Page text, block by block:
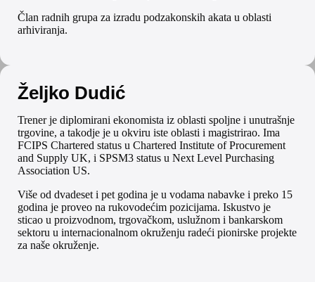
Član radnih grupa za izradu podzakonskih akata u oblasti
arhiviranja.
Željko Dudić
Trener je diplomirani ekonomista iz oblasti spoljne i unutrašnje
trgovine, a takodje je u okviru iste oblasti i magistrirao. Ima
FCIPS Chartered status u Chartered Institute of Procurement
and Supply UK, i SPSM3 status u Next Level Purchasing
Association US.
Više od dvadeset i pet godina je u vodama nabavke i preko 15
godina je proveo na rukovodećim pozicijama. Iskustvo je
sticao u proizvodnom, trgovačkom, uslužnom i bankarskom
sektoru u internacionalnom okruženju radeći pionirske projekte
za naše okruženje.